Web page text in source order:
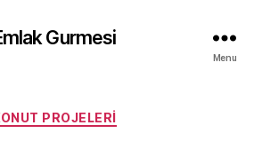
Gurmesi
Menu
Categories
PROJELERI